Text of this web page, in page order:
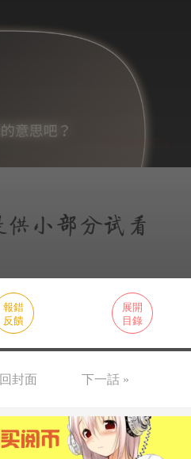
報錯
反饋
展開
目錄
封面 下一話 »